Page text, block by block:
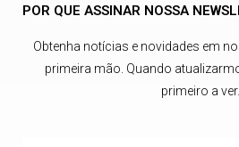
POR QUE ASSINAR NOSSA
Obtenha notícias e novidades em
primeira mão. Quando
primeiro a ver.